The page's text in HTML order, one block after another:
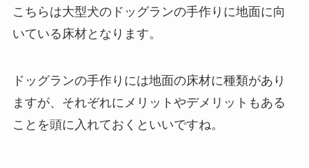
こちらは大型犬のドッグランの手作りに地面に向
いている床材となります。
ドッグランの手作りには地面の床材に種類があり
ますが、それぞれにメリットやデメリットもある
ことを頭に入れておくといいですね。